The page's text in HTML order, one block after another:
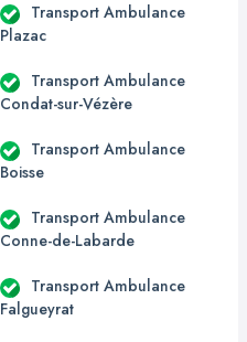
Transport Ambulance
Plazac
Transport Ambulance
Condat-sur-Vézère
Transport Ambulance
Boisse
Transport Ambulance
Conne-de-Labarde
Transport Ambulance
Falgueyrat